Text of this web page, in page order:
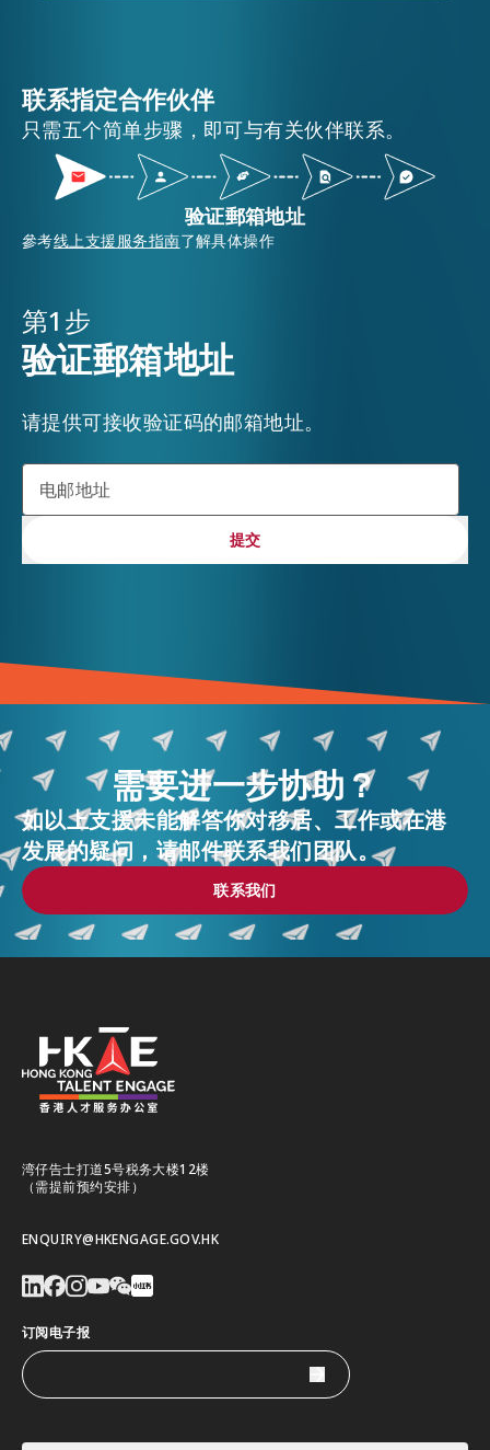
联系指定合作伙伴
只需五个简单步骤，即可与有关伙伴联系。
验证郵箱地址
參考线上支援服务指南了解具体操作
第1步
验证郵箱地址
请提供可接收验证码的邮箱地址。
电邮地址
提交
提交
需要进一步协助？
如以上支援未能解答你对移居、工作或在港
发展的疑问，请邮件联系我们团队。
联系我们
联系我们
湾仔告士打道5号税务大楼12楼
（需提前预约安排）
ENQUIRY@HKENGAGE.GOV.HK
订阅电子报